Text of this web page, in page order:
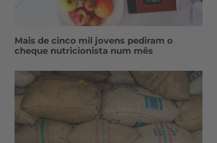
Mais de cinco mil jovens pediram o
cheque nutricionista num mês